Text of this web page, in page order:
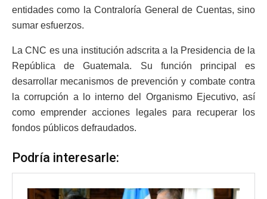
entidades como la Contraloría General de Cuentas, sino
sumar esfuerzos.
La CNC es una institución adscrita a la Presidencia de la
República de Guatemala. Su función principal es
desarrollar mecanismos de prevención y combate contra
la corrupción a lo interno del Organismo Ejecutivo, así
como emprender acciones legales para recuperar los
fondos públicos defraudados.
Podría interesarle: